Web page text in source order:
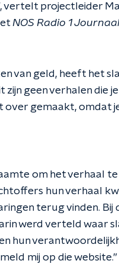
vertelt projectleider
NOS Radio 1 Journaal
van geld, heeft het
zijn geen verhalen
gemaakt, omdat
om het verhaal
hun verhaal
terug vinden.
werd verteld waar
hun
mij op die website.”